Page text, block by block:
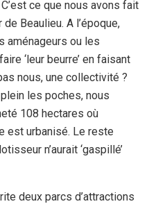
ce que nous avons fait
Beaulieu. A l’époque,
aménageurs ou les
‘leur beurre’ en faisant
nous, une collectivité ?
les poches, nous
108 hectares où
est urbanisé. Le reste
n’aurait ‘gaspillé’
deux parcs d’attractions